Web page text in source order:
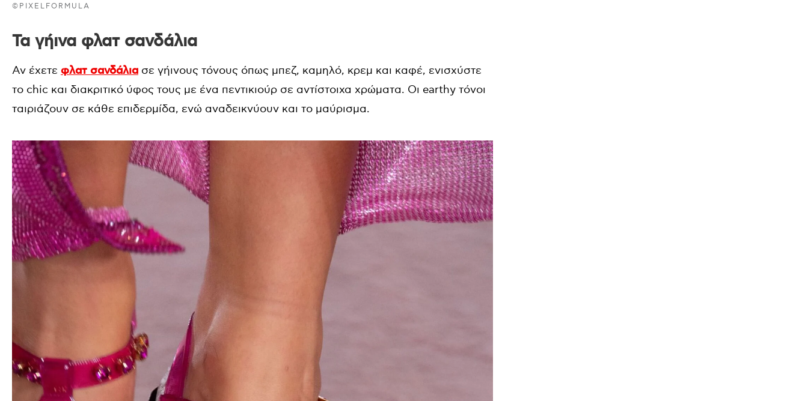
©PIXELFORMULA
Τα γήινα φλατ σανδάλια
Αν έχετε φλατ σανδάλια σε γήινους τόνους όπως μπεζ, καμηλό, κρεμ και καφέ, ενισχύστε
το chic και διακριτικό ύφος τους με ένα πεντικιούρ σε αντίστοιχα χρώματα. Οι earthy τόνοι
ταιριάζουν σε κάθε επιδερμίδα, ενώ αναδεικνύουν και το μαύρισμα.